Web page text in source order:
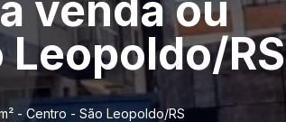
Leopoldo/RS
- Centro - São Leopoldo/RS